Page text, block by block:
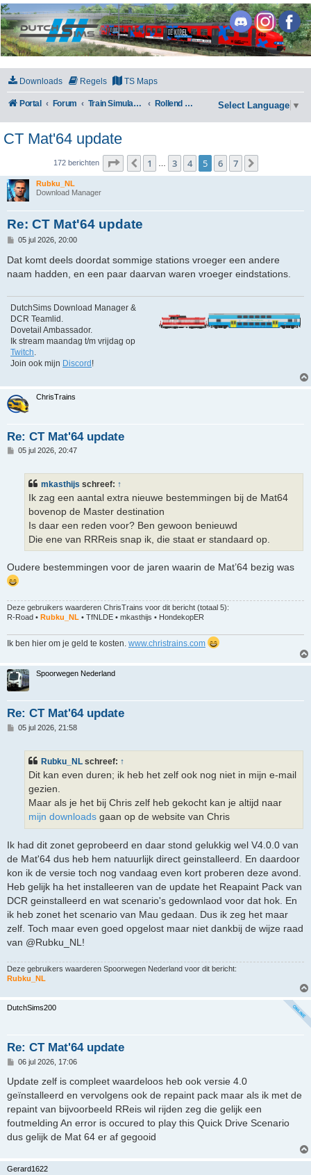
DutchSims
Downloads Regels TS Maps
Portal Forum Train Simulator Classic Rollend materieel Select Language ▼
CT Mat'64 update
172 berichten Pagina van7
Vorige
1 3 4 5 6 7
Rubku_NL
Download Manager
Re: CT Mat'64 update
B
r
c
05 jul 2026, 20:00
Dat komt deels doordat sommige stations vroeger een andere
naam hadden, en een paar daarvan waren vroeger eindstations.
DutchSims Download Manager &
DCR Teamlid.
Dovetail Ambassador.
Ik stream maandag t/m vrijdag op
Twitch
Join ook mijn Discord!
ChrisTrains
Re: CT Mat'64 update
B05 jul 2026, 20:47
mkasthijs schreef: ↑
Ik zag een aantal extra nieuwe bestemmingen bij de Mat64
bovenop de Master destination
Is daar een reden voor? Ben gewoon benieuwd
Die ene van RRReis snap ik, die staat er standaard op.
Oudere bestemmingen voor de jaren waarin de Mat’64 bezig was
Deze gebruikers waarderen ChrisTrains voor dit bericht (totaal 5):
R-Road • Rubku_NL • TfNLDE • mkasthijs • HondekopER
Ik ben hier om je geld te kosten. www.christrains.com
Spoorwegen Nederland
Re: CT Mat'64 update
B05 jul 2026, 21:58
Rubku_NL schreef: ↑
Dit kan even duren; ik heb het zelf ook nog niet in mijn e-mail
gezien.
Maar als je het bij Chris zelf heb gekocht kan je altijd naar
mijn downloads gaan op de website van Chris
Ik had dit zonet geprobeerd en daar stond gelukkig wel V4.0.0 van
de Mat'64 dus heb hem natuurlijk direct geinstalleerd. En daardoor
kon ik de versie toch nog vandaag even kort proberen deze avond.
Heb gelijk ha het installeeren van de update het Reapaint Pack van
DCR geinstalleerd en wat scenario's gedownlaod voor dat hok. En
ik heb zonet het scenario van Mau gedaan. Dus ik zeg het maar
zelf. Toch maar even goed opgelost maar niet dankbij de wijze raad
van @Rubku_NL!
Deze gebruikers waarderen Spoorwegen Nederland voor dit bericht:
Rubku_NL
DutchSims200
Re: CT Mat'64 update
B
r
i
c
h
t
06 jul 2026, 17:06
Update zelf is compleet waardeloos heb ook versie 4.0
geïnstalleerd en vervolgens ook de repaint pack maar als ik met de
repaint van bijvoorbeeld RReis wil rijden zeg die gelijk een
foutmelding An error is occured to play this Quick Drive Scenario
dus gelijk de Mat 64 er af gegooid
Gerard1622